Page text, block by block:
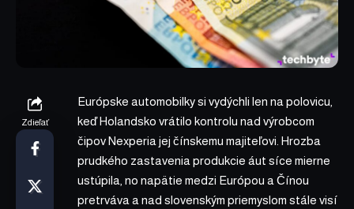
Zdieľať
Európske automobilky si vydýchli len na polovicu,
keď Holandsko vrátilo kontrolu nad výrobcom
čipov Nexperia jej čínskemu majiteľovi. Hrozba
prudkého zastavenia produkcie áut síce mierne
ustúpila, no napätie medzi Európou a Čínou
pretrváva a nad slovenským priemyslom stále visí